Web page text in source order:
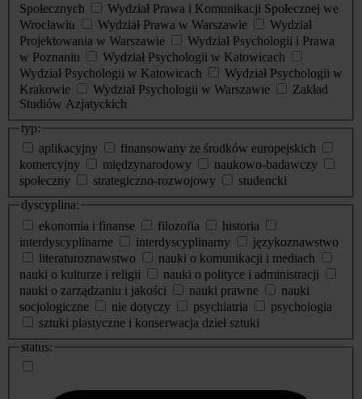
Społecznych
Wydział Prawa i Komunikacji Społecznej we
Wrocławiu
Wydział Prawa w Warszawie
Wydział
Projektowania w Warszawie
Wydział Psychologii i Prawa
w Poznaniu
Wydział Psychologii w Katowicach
Wydział Psychologii w Katowicach
Wydział Psychologii w
Krakowie
Wydział Psychologii w Warszawie
Zakład
Studiów Azjatyckich
typ:
aplikacyjny
finansowany ze środków europejskich
komercyjny
międzynarodowy
naukowo-badawczy
społeczny
strategiczno-rozwojowy
studencki
dyscyplina:
ekonomia i finanse
filozofia
historia
interdyscyplinarne
interdyscyplinarny
językoznawstwo
literaturoznawstwo
nauki o komunikacji i mediach
nauki o kulturze i religii
nauki o polityce i administracji
nauki o zarządzaniu i jakości
nauki prawne
nauki
socjologiczne
nie dotyczy psychiatria
psychologia
sztuki plastyczne i konserwacja dzieł sztuki
status: